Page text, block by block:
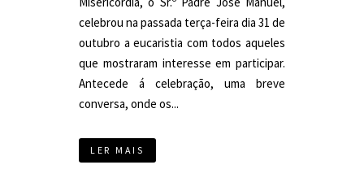
celebrou na passada terça-feira dia 31 de
outubro a eucaristia com todos aqueles
que mostraram interesse em participar.
Antecede á celebração, uma breve
conversa, onde os...
LER MAIS